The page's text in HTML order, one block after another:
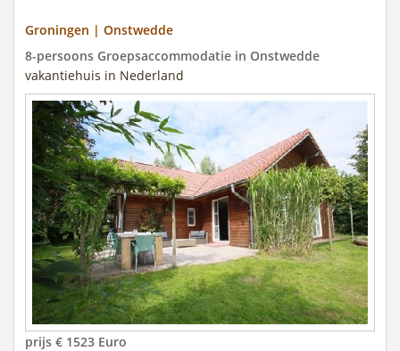
Groningen | Onstwedde
8-persoons Groepsaccommodatie in Onstwedde
vakantiehuis in Nederland
prijs € 1523 Euro